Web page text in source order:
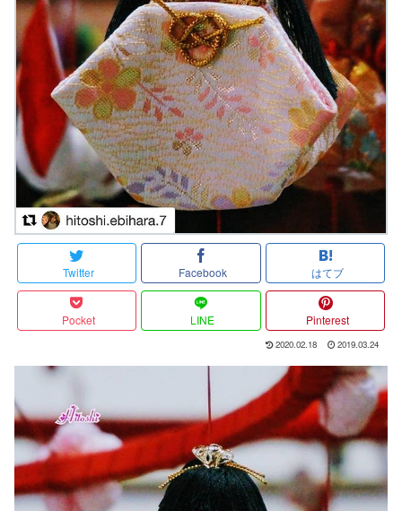
Twitter Facebook はてブ
Pocket LINE Pinterest
2020.02.18 2019.03.24